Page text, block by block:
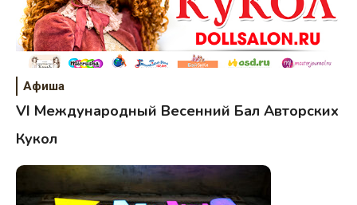
Афиша
VI Международный Весенний Бал Авторских
Кукол